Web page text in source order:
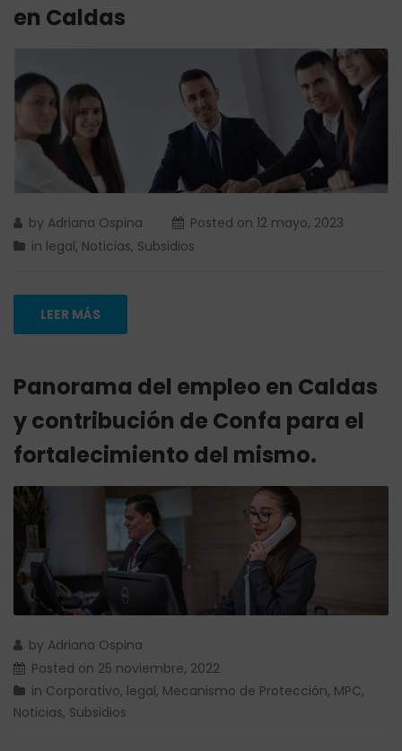
en Caldas
by Adriana Ospina Posted on 12 mayo, 2023
in legal, Noticias, Subsidios
LEER MÁS
Panorama del empleo en Caldas
y contribución de Confa para el
fortalecimiento del mismo.
by Adriana Ospina
Posted on 25 noviembre, 2022
in Corporativo, legal, Mecanismo de Protección, MPC,
Noticias, Subsidios